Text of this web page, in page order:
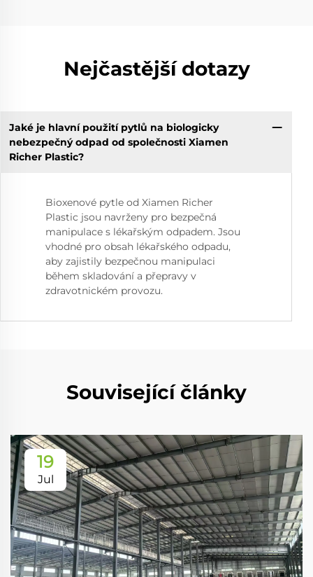
Nejčastější dotazy
Jaké je hlavní použití pytlů na biologicky
nebezpečný odpad od společnosti Xiamen
Richer Plastic?
Bioxenové pytle od Xiamen Richer
Plastic jsou navrženy pro bezpečná
manipulace s lékařským odpadem. Jsou
vhodné pro obsah lékařského odpadu,
aby zajistily bezpečnou manipulaci
během skladování a přepravy v
zdravotnickém provozu.
Související články
19
Jul